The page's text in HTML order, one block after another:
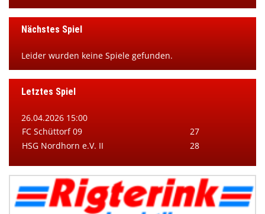
Nächstes Spiel
Leider wurden keine Spiele gefunden.
Letztes Spiel
26.04.2026 15:00
FC Schüttorf 09
27
HSG Nordhorn e.V. II
28